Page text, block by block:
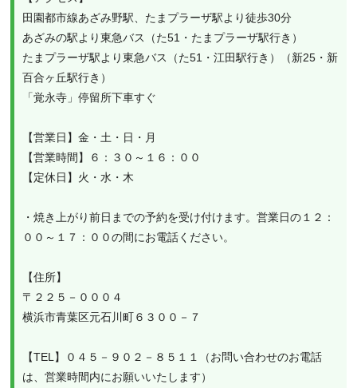
田園都市線あざみ野駅、たまプラーザ駅より徒歩30分
あざみの駅より東急バス（た51・たまプラーザ駅行き）
たまプラーザ駅より東急バス（た51・江田駅行き）（新25・新
百合ヶ丘駅行き）
「覚永寺」停留所下車すぐ
【営業日】金・土・日・月
【営業時間】６：３０～１６：００
【定休日】火・水・木
・焼き上がり前日までの予約を受け付けます。営業日の１２：
００～１７：００の間にお電話ください。
【住所】
〒２２５－０００４
横浜市青葉区元石川町６３００－７
【TEL】０４５－９０２－８５１１（お問い合わせのお電話
は、営業時間内にお願いいたします）